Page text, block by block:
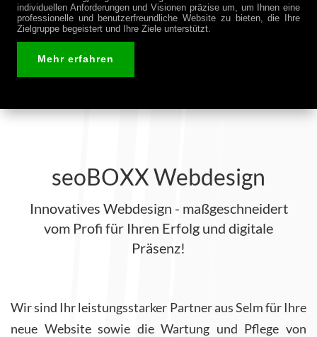
individuellen Anforderungen und Visionen präzise um, um Ihnen eine
professionelle und benutzerfreundliche Website zu bieten, die Ihre
Zielgruppe begeistert und Ihre Ziele unterstützt.
Mehr erfahren
seoBOXX Webdesign
Innovatives Webdesign - maßgeschneidert
vom Profi für Ihren Erfolg und digitale
Präsenz!
Wir sind Ihr leistungsstarker Partner aus Selm für Ihre
neue Website sowie die Wartung und Pflege von